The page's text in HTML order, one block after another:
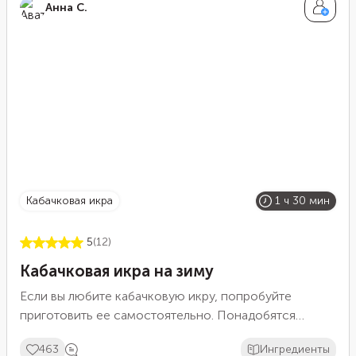
Анна С.
кабачковая икра 1 ч 30 мин
5(12)
Кабачковая икра на зиму
Если вы любите кабачковую икру, попробуйте
приготовить ее самостоятельно. Понадобятся
463 Ингредиенты